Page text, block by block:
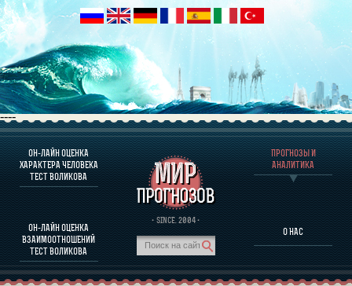
----
ОН-ЛАЙН ОЦЕНКА
ХАРАКТЕРА ЧЕЛОВЕКА
ТЕСТ ВОЛИКОВА
ОН-ЛАЙН ОЦЕНКА
ВЗАИМООТНОШЕНИЙ
ТЕСТ ВОЛИКОВА
· SINCE. 2004 ·
ПРОГНОЗЫ И
АНАЛИТИКА
О НАС
О ПРОГРАММЕ
ОЦЕНКА ХАРАКТЕРA ЧЕЛОВЕКА
ОЦЕНКА ХАРАКТЕРА ВЫДАЮЩИХСЯ ЛИЧНОСТЕЙ
О ПРОГРАММЕ
ПРОГНОЗЫ И АНАЛИТИКА